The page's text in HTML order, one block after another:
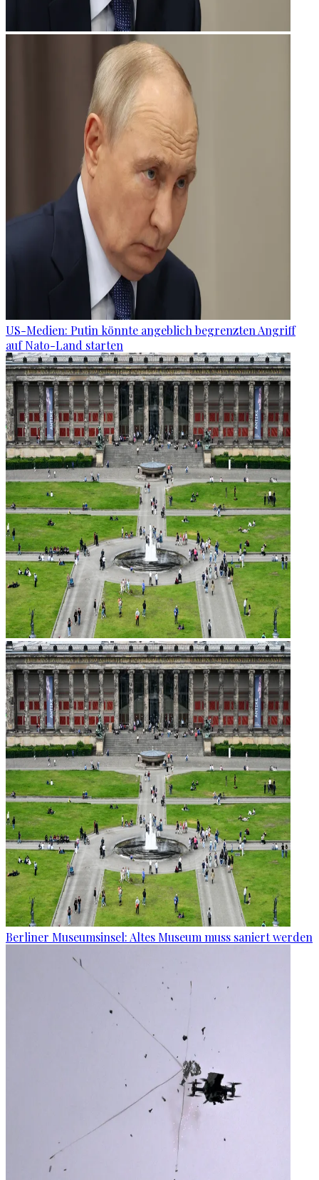
US-Medien: Putin könnte angeblich begrenzten Angriff
auf Nato-Land starten
Berliner Museumsinsel: Altes Museum muss saniert werden